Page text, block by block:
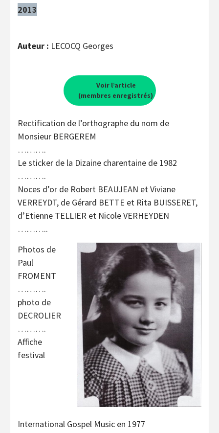
2013
Auteur : LECOCQ Georges
Voir l’article
(membres enregistrés)
Rectification de l’orthographe du nom de
Monsieur BERGEREM
……….
Le sticker de la Dizaine charentaine de 1982
……….
Noces d’or de Robert BEAUJEAN et Viviane
VERREYDT, de Gérard BETTE et Rita BUISSERET,
d’Etienne TELLIER et Nicole VERHEYDEN
………..
Photos de
Paul
FROMENT
……….
photo de
DECROLIER
……….
Affiche
festival
International Gospel Music en 1977